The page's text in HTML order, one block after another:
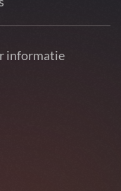
informatie